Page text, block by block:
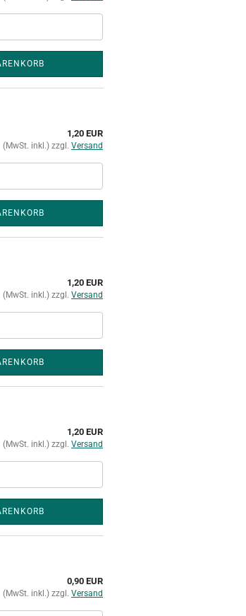
1,20 EUR
(MwSt. inkl.) zzgl. Versand
1,20 EUR
(MwSt. inkl.) zzgl. Versand
1,20 EUR
(MwSt. inkl.) zzgl. Versand
0,90 EUR
(MwSt. inkl.) zzgl. Versand